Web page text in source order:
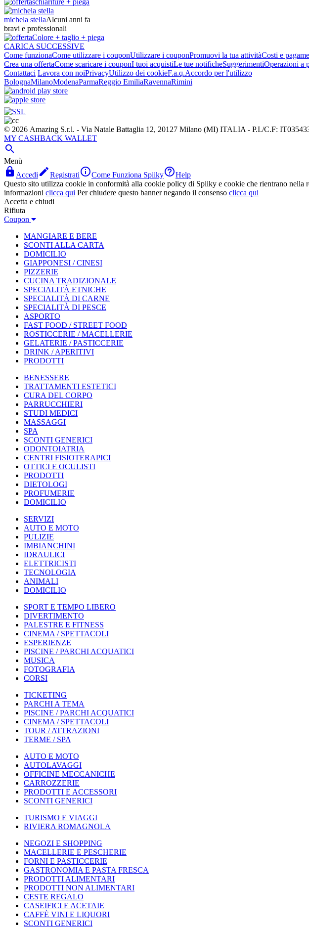
schiariture + piega
michela stellaAlcuni anni fa
bravi e professionali
Colore + taglio + piega
CARICA SUCCESSIVE
Come funzionaCome utilizzare i couponUtilizzare i couponPromuovi la tua attivitàCosti e
Crea una offertaCome scaricare i couponI tuoi acquistiLe tue notificheSuggerimentiOperazioni a
Contattaci Lavora con noiPrivacyUtilizzo dei cookieF.a.q.Accordo per l'utilizzo
BolognaMilanoModenaParmaReggio EmiliaRavennaRimini
© 2026 Amazing S.r.l. - Via Natale Battaglia 12, 20127 Milano (MI) ITALIA - P.I./C.F:
MY CASHBACK WALLET

Menù
 Accedi RegistratiCome Funziona SpiikyHelp
Questo sito utilizza cookie in conformità alla cookie policy di Spiiky e cookie che rientrano nella
informazioni clicca qui Per chiudere questo banner negando il consenso clicca qui
Accetta e chiudi
Rifiuta
Coupon
MANGIARE E BERE
SCONTI ALLA CARTA
DOMICILIO
GIAPPONESI / CINESI
PIZZERIE
CUCINA TRADIZIONALE
SPECIALITÀ ETNICHE
SPECIALITÀ DI CARNE
SPECIALITÀ DI PESCE
ASPORTO
FAST FOOD / STREET FOOD
ROSTICCERIE / MACELLERIE
GELATERIE / PASTICCERIE
DRINK / APERITIVI
PRODOTTI
BENESSERE
TRATTAMENTI ESTETICI
CURA DEL CORPO
PARRUCCHIERI
STUDI MEDICI
MASSAGGI
SPA
SCONTI GENERICI
ODONTOIATRIA
CENTRI FISIOTERAPICI
OTTICI E OCULISTI
PRODOTTI
DIETOLOGI
PROFUMERIE
DOMICILIO
SERVIZI
AUTO E MOTO
PULIZIE
IMBIANCHINI
IDRAULICI
ELETTRICISTI
TECNOLOGIA
ANIMALI
DOMICILIO
SPORT E TEMPO LIBERO
DIVERTIMENTO
PALESTRE E FITNESS
CINEMA / SPETTACOLI
ESPERIENZE
PISCINE / PARCHI ACQUATICI
MUSICA
FOTOGRAFIA
CORSI
TICKETING
PARCHI A TEMA
PISCINE / PARCHI ACQUATICI
CINEMA / SPETTACOLI
TOUR / ATTRAZIONI
TERME / SPA
AUTO E MOTO
AUTOLAVAGGI
OFFICINE MECCANICHE
CARROZZERIE
PRODOTTI E ACCESSORI
SCONTI GENERICI
TURISMO E VIAGGI
RIVIERA ROMAGNOLA
NEGOZI E SHOPPING
MACELLERIE E PESCHERIE
FORNI E PASTICCERIE
GASTRONOMIA E PASTA FRESCA
PRODOTTI ALIMENTARI
PRODOTTI NON ALIMENTARI
CESTE REGALO
CASEIFICI E ACETAIE
CAFFÈ VINI E LIQUORI
SCONTI GENERICI